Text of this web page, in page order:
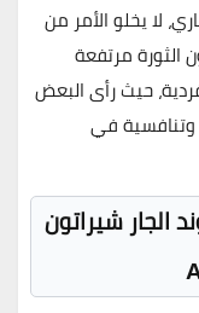
لا يخلو الأمر من
الثورة مرتفعة
حيث رأى البعض
وتنافسية في
الجار شيراتون